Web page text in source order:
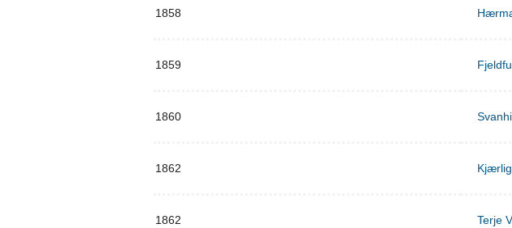
1858
1859
1860
1862
1862 Terje